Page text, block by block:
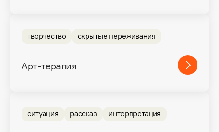
Арт-терапия
творчество скрытые переживания
ситуация рассказ интерпретация